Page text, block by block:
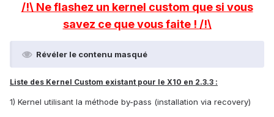
/!\ Ne flashez un kernel custom que si vous
savez ce que vous faite ! /!\
Révéler le contenu masqué
Liste des Kernel Custom existant pour le X10 en 2.3.3 :
1) Kernel utilisant la méthode by-pass (installation via recovery)